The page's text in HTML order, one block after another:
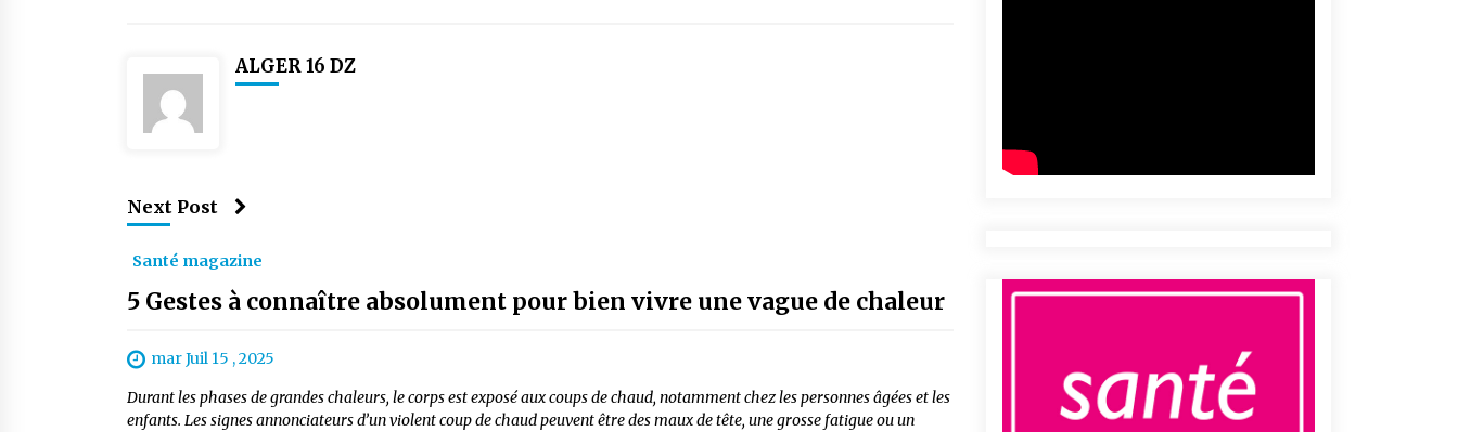
ALGER 16 DZ
Next Post
Santé magazine
5 Gestes à connaître absolument pour bien vivre une vague de chaleur
mar Juil 15 , 2025
Durant les phases de grandes chaleurs, le corps est exposé aux coups de chaud, notamment chez les personnes âgées et les
enfants. Les signes annonciateurs d’un violent coup de chaud peuvent être des maux de tête, une grosse fatigue ou un